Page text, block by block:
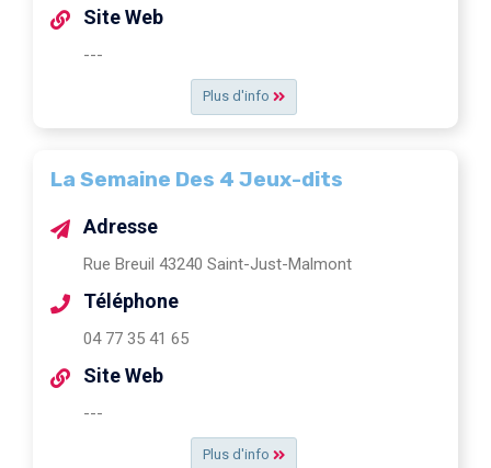
Plus d'info
Site Web
---
La Semaine Des 4 Jeux-dits
Plus d'info
Adresse
Rue Breuil 43240 Saint-Just-Malmont
Téléphone
04 77 35 41 65
Site Web
---